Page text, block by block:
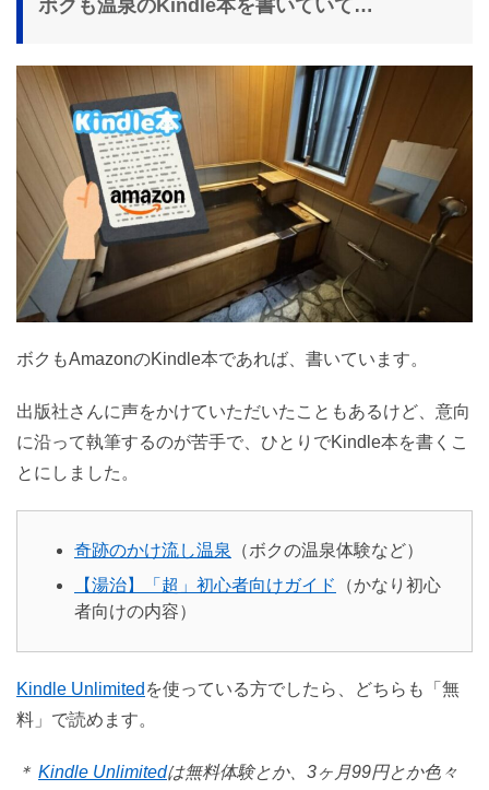
ボクも温泉のKindle本を書いていて…
ボクもAmazonのKindle本であれば、書いています。
出版社さんに声をかけていただいたこともあるけど、意向
に沿って執筆するのが苦手で、ひとりでKindle本を書くこ
とにしました。
奇跡のかけ流し温泉
（ボクの温泉体験など）
【湯治】「超」初心者向けガイド
（かなり初心
者向けの内容）
Kindle Unlimited を使っている方でしたら、どちらも「無
料」で読めます。
＊ Kindle Unlimitedは無料体験とか、3ヶ月99円とか色々